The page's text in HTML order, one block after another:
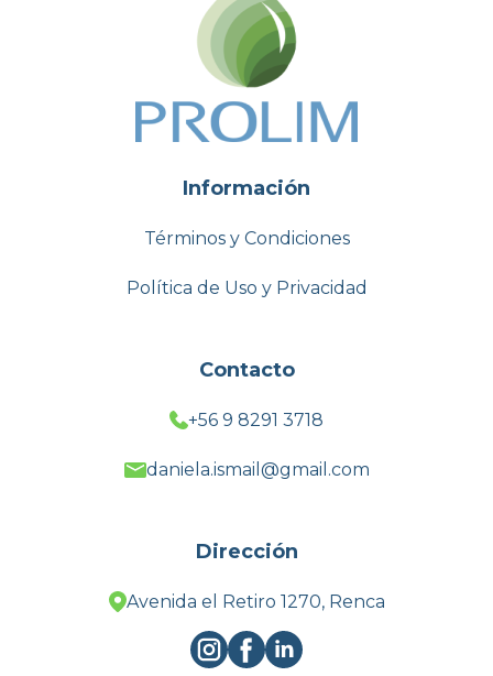
Información
Términos y Condiciones
Política de Uso y Privacidad
Contacto
+56 9 8291 3718
daniela.ismail@gmail.com
Dirección
Avenida el Retiro 1270, Renca